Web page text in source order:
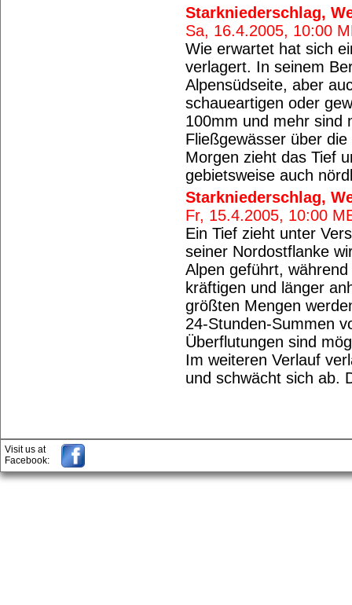
Starkniederschlag,
Sa, 16.4.2005, 10:00
Wie erwartet hat sich
verlagert. In seinem
Alpensüdseite, aber
schaueartigen oder
100mm und mehr sind
Fließgewässer über
Morgen zieht das Tief
gebietsweise auch
Starkniederschlag,
Fr, 15.4.2005, 10:00
Ein Tief zieht unter
seiner Nordostflanke
Alpen geführt,
kräftigen und länger
größten Mengen
24-Stunden-Summen
Überflutungen sind
Im weiteren Verlauf
und schwächt sich ab.
Visit us at
Facebook: